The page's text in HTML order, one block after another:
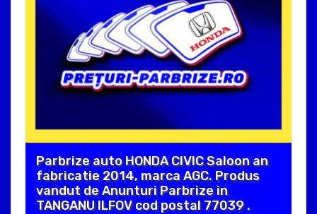
Parbrize auto HONDA CIVIC Saloon an
fabricatie 2014, marca AGC. Produs
vandut de Anunturi Parbrize in
TANGANU ILFOV cod postal 77039 .